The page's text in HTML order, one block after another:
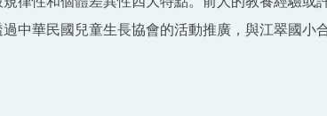
中華民國兒童生長協會的活動推廣，與江翠國小